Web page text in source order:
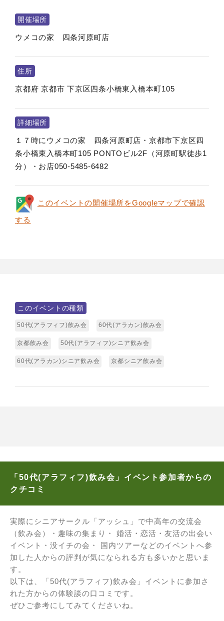
開催場所
ウメコの家 四条河原町店
住所
京都府 京都市 下京区四条小橋東入橋本町105
詳細場所
１７時にウメコの家 四条河原町店・京都市下京区四
条小橋東入橋本町105 PONTOビル2F（河原町駅徒歩1
分）・お店050-5485-6482
このイベントの開催場所をGoogleマップで確認
する
このイベントの種類
50代(アラフィフ)飲み会 60代(アラカン)飲み会
京都飲み会 50代(アラフィフ)シニア飲み会
60代(アラカン)シニア飲み会 京都シニア飲み会
「50代(アラフィフ)飲み会」イベント参加者からの
クチコミ
実際にシニアサークル「アッシュ」で中高年の交流会
（飲み会）・趣味の集まり・ 婚活・恋活・友活の出会い
イベント・没イチの会・ 国内ツアーなどのイベントへ参
加した人からの評判が気になられる方も多いかと思いま
す。
以下は、「50代(アラフィフ)飲み会」イベントに参加さ
れた方からの体験談の口コミです。
ぜひご参考にしてみてくださいね。